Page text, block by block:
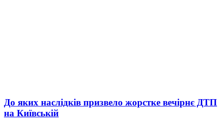
До яких наслідків призвело жорстке вечірнє ДТП
на Київській